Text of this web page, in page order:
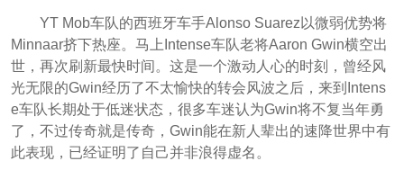
YT Mob车队的西班牙车手Alonso Suarez以微弱优势将
Minnaar挤下热座。马上Intense车队老将Aaron Gwin横空出
世，再次刷新最快时间。这是一个激动人心的时刻，曾经风
光无限的Gwin经历了不太愉快的转会风波之后，来到Intens
e车队长期处于低迷状态，很多车迷认为Gwin将不复当年勇
了，不过传奇就是传奇，Gwin能在新人辈出的速降世界中有
此表现，已经证明了自己并非浪得虚名。